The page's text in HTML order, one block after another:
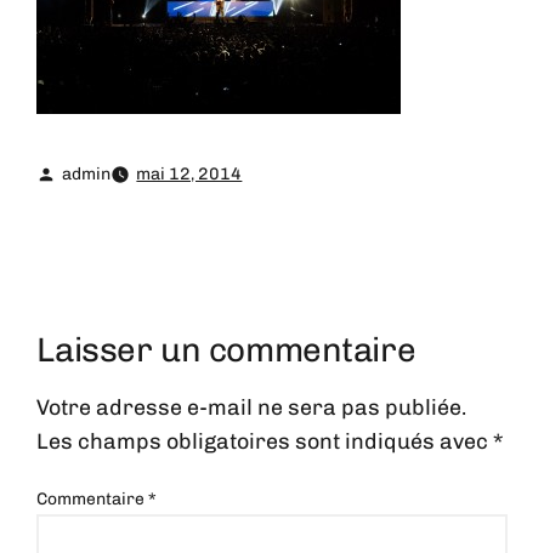
admin mai 12, 2014
Laisser un commentaire
Votre adresse e-mail ne sera pas publiée.
Les champs obligatoires sont indiqués avec*
Commentaire*